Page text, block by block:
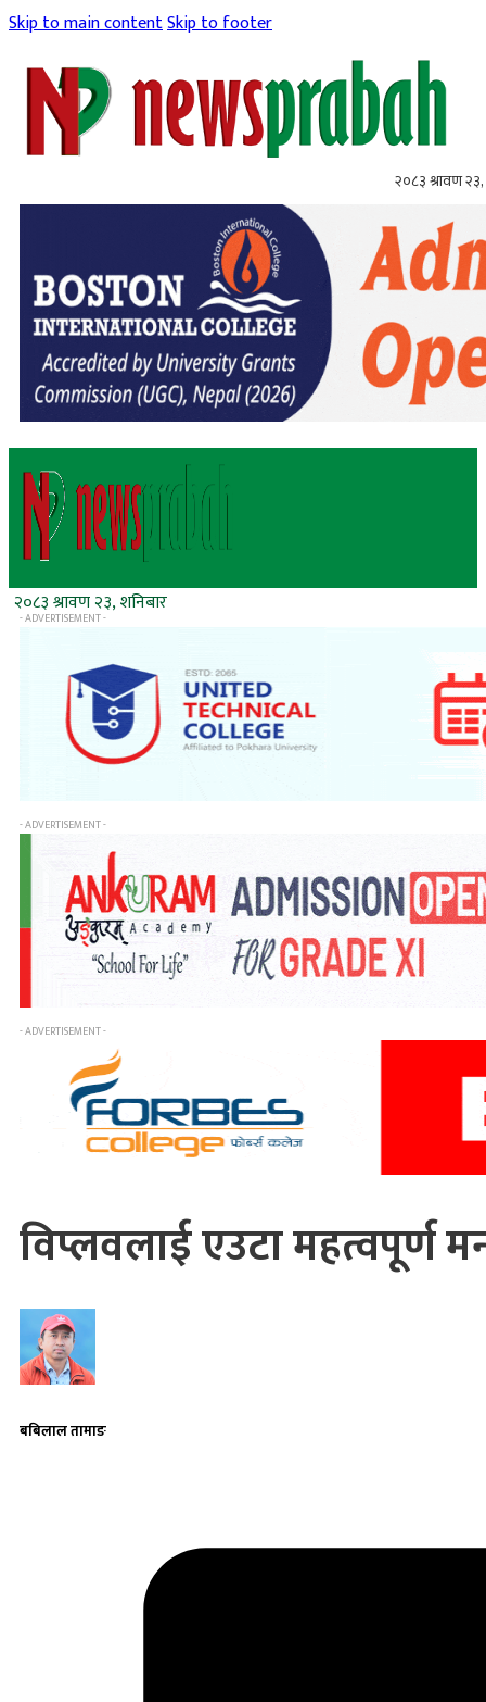
Skip to main contentSkip to footer
२०८३ श्रावण २३,
२०८३ श्रावण २३, शनिबार
- ADVERTISEMENT -
- ADVERTISEMENT -
- ADVERTISEMENT -
विप्लवलाई एउटा महत्वपूर्ण
बबिलाल तामाङ